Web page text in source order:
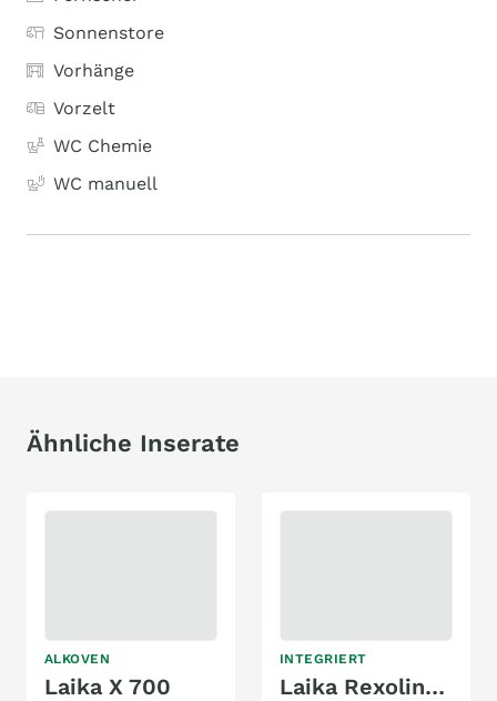
Sonnenstore
Vorhänge
Vorzelt
WC Chemie
WC manuell
Ähnliche Inserate
ALKOVEN
Laika X 700
INTEGRIERT
Laika Rexoline 650